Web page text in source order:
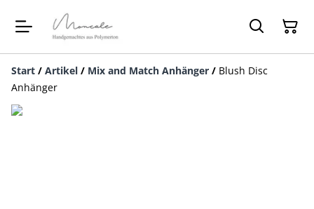
Start / Artikel / Mix and Match Anhänger / Blush Disc
Anhänger